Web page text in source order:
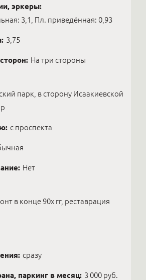
эркеры:
3,1, Пл. приведённая: 0,93
3,75
На три стороны
парк, в сторону Исаакиевской
с проспекта
Нет
в конце 90х гг, реставрация
сразу
паркинг в месяц: 3 000 руб.